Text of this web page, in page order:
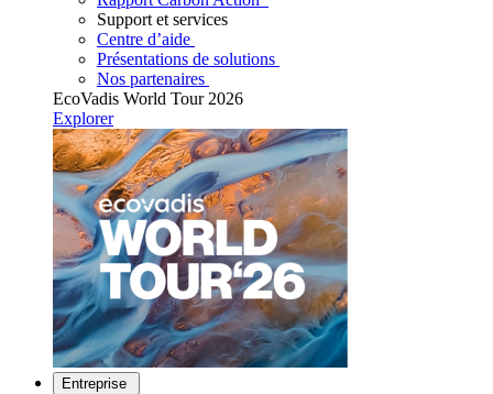
Support et services
Centre d’aide
Présentations de solutions
Nos partenaires
EcoVadis World Tour 2026
Explorer
Entreprise